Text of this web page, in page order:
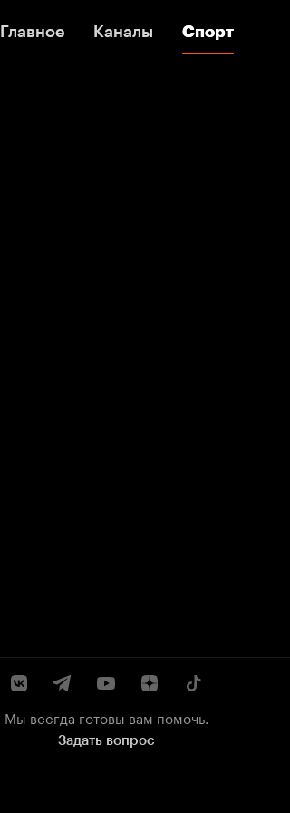
Главное Каналы Спорт
Главное Каналы Спорт
Мы всегда готовы вам помочь.
Задать вопрос